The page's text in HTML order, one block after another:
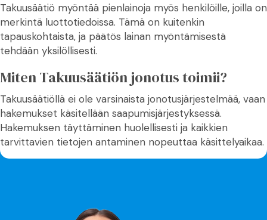
Takuusäätiö myöntää pienlainoja myös henkilöille, joilla on
merkintä luottotiedoissa. Tämä on kuitenkin
tapauskohtaista, ja päätös lainan myöntämisestä
tehdään yksilöllisesti.
Miten Takuusäätiön jonotus toimii?
Takuusäätiöllä ei ole varsinaista jonotusjärjestelmää, vaan
hakemukset käsitellään saapumisjärjestyksessä.
Hakemuksen täyttäminen huolellisesti ja kaikkien
tarvittavien tietojen antaminen nopeuttaa käsittelyaikaa.